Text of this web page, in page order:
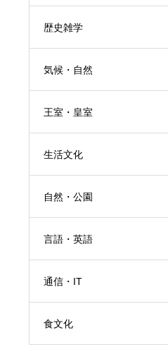
歴史雑学
気候・自然
王室・皇室
生活文化
自然・公園
言語・英語
通信・IT
食文化